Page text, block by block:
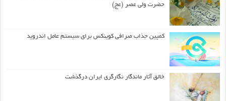
حضرت ولی عصر (عج)
کمپین جذاب صرافی کوینکس برای سیستم عامل اندروید
خالق آثار ماندگار نگارگری ایران درگذشت